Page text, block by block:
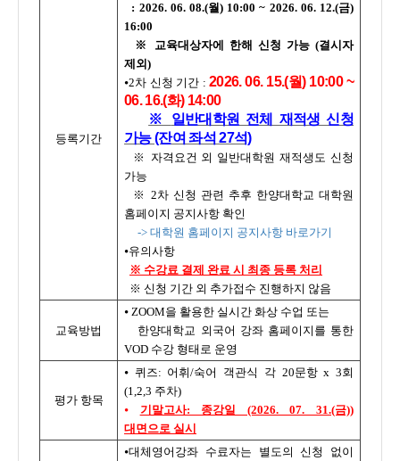
등록기간
: 2026. 06. 08.(월) 10:00 ~ 2026. 06. 12.(금)
16:00
※ 교육대상자에 한해 신청 가능 (결시자
제외)
⦁2차 신청 기간 : 2026. 06. 15.(월) 10:00 ~
06. 16.(화) 14:00
※ 일반대학원 전체 재적생 신청
가능 (잔여 좌석 27석)
※ 자격요건 외 일반대학원 재적생도 신청
가능
※ 2차 신청 관련 추후 한양대학교 대학원
홈페이지 공지사항 확인
-> 대학원 홈페이지 공지사항 바로가기
⦁유의사항
※ 수강료 결제 완료 시 최종 등록 처리
※ 신청 기간 외 추가접수 진행하지 않음
교육방법
⦁ ZOOM을 활용한 실시간 화상 수업 또는
한양대학교 외국어 강좌 홈페이지를 통한
VOD 수강 형태로 운영
평가 항목
⦁ 퀴즈: 어휘/숙어 객관식 각 20문항 x 3회
(1,2,3 주차)
⦁
기말고사: 종강일 (2026. 07. 31.(금))
대면으로 실시
⦁대체영어강좌 수료자는 별도의 신청 없이